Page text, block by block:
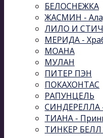
БЕЛОСНЕЖКА
ЖАСМИН -
ЛИЛО И СТИЧ
МЕРИДА -
МОАНА
МУЛАН
ПИТЕР ПЭН
ПОКАХОНТАС
РАПУНЦЕЛЬ
СИНДЕРЕЛЛА
ТИАНА -
ТИНКЕР